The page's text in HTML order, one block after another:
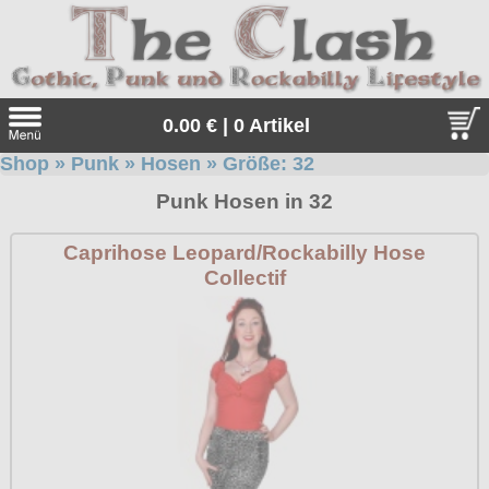
0.00 € | 0 Artikel
Angebote
Sonderangebote
Geschenketipps
Gratis
Kleidung/Gothic
alle Artikel
Girlblusen
Punkrock
Shop » Punk » Hosen » Größe: 32
Punk Hosen in 32
Caprihose Leopard/Rockabilly Hose
Collectif